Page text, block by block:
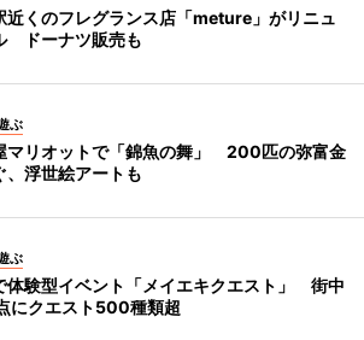
近くのフレグランス店「meture」がリニュ
ドーナツ販売も
ぶ
マリオットで「錦魚の舞」 200匹の弥富金
、浮世絵アートも
ぶ
体験型イベント「メイエキクエスト」 街中
にクエスト500種類超